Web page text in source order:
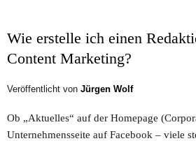
Wie erstelle ich einen
Content Marketing?
Veröffentlicht von Jürgen Wolf
Ob „Aktuelles“ auf der Homepage
Unternehmensseite auf Facebook – viele